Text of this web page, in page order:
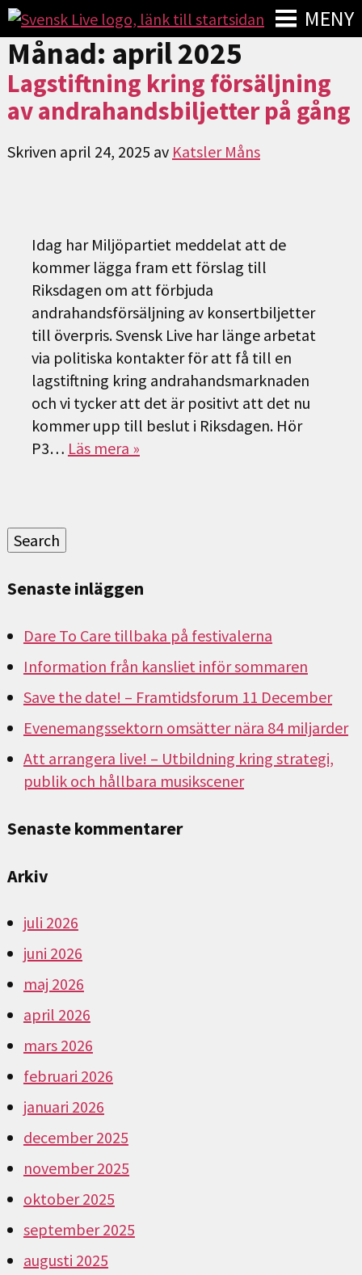
MENY
Månad: april 2025
Lagstiftning kring försäljning
av andrahandsbiljetter på gång
Skriven april 24, 2025 av Katsler Måns
Idag har Miljöpartiet meddelat att de
kommer lägga fram ett förslag till
Riksdagen om att förbjuda
andrahandsförsäljning av konsertbiljetter
till överpris. Svensk Live har länge arbetat
via politiska kontakter för att få till en
lagstiftning kring andrahandsmarknaden
och vi tycker att det är positivt att det nu
kommer upp till beslut i Riksdagen. Hör
P3… Läs mera »
Search
Senaste inläggen
Dare To Care tillbaka på festivalerna
Information från kansliet inför sommaren
Save the date! – Framtidsforum 11 December
Evenemangssektorn omsätter nära 84 miljarder
Att arrangera live! – Utbildning kring strategi,
publik och hållbara musikscener
Senaste kommentarer
Arkiv
juli 2026
juni 2026
maj 2026
april 2026
mars 2026
februari 2026
januari 2026
december 2025
november 2025
oktober 2025
september 2025
augusti 2025